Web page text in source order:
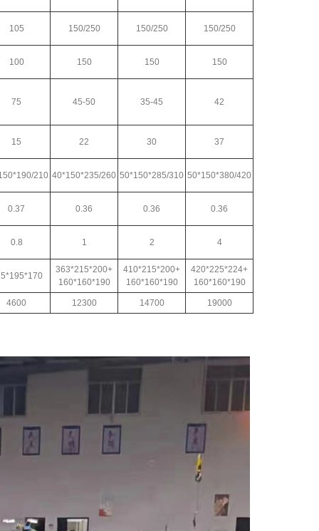
105 150/250 150/250 150/250
100 150 150 150
75 45-50 35-45 42
15 22 30 37
210 40*150*235/260 50*150*285/310 50*150*380/420
0.37 0.36 0.36 0.36
0.8 1 2 4
363*215*200+
160*160*190
410*215*200+
160*160*190
420*225*224+
160*160*190
4600 12300 14700 19000